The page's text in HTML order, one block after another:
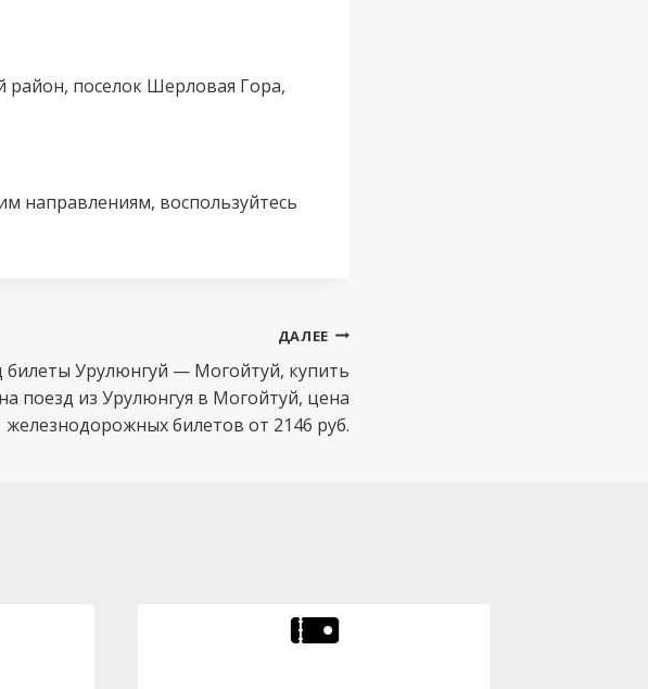
район, поселок Шерловая Гора,
направлениям, воспользуйтесь
ДАЛЕЕ
билеты Урулюнгуй — Могойтуй, купить
поезд из Урулюнгуя в Могойтуй, цена
железнодорожных билетов от 2146 руб.